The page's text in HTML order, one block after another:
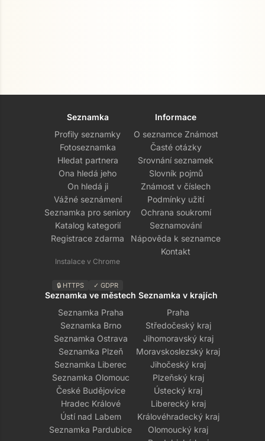
Seznamka
Profily seznamky
Fotoseznamka
Hledat partnera
Ona hledá jeho
On hledá ji
Vážné seznámení
Seznamka pro seniory
Katalog kategorií
Registrace zdarma
Instalace v Chrome
🔒 HTTPS ✓ GDPR
Informace
O seznamce Známost
Časté otázky
Srovnání seznamek
Slovník pojmů
Známost v číslech
Podmínky užití
Ochrana soukromí
Seznamování
Nápověda k seznamce
Kontakt
Seznamka ve městech
Seznamka Praha
Seznamka Brno
Seznamka Ostrava
Seznamka Plzeň
Seznamka Liberec
Seznamka Olomouc
České Budějovice
Hradec Králové
Ústí nad Labem
Seznamka Pardubice
Seznamka v krajích
Praha
Středočeský kraj
Jihomoravský kraj
Moravskoslezský kraj
Jihočeský kraj
Plzeňský kraj
Ústecký kraj
Liberecký kraj
Královéhradecký kraj
Olomoucký kraj